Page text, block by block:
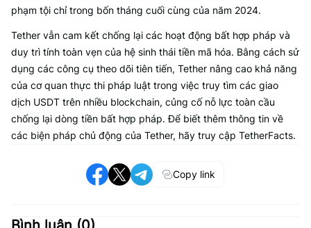
phạm tội chỉ trong bốn tháng cuối cùng của năm 2024.
Tether vẫn cam kết chống lại các hoạt động bất hợp pháp và
duy trì tính toàn vẹn của hệ sinh thái tiền mã hóa. Bằng cách sử
dụng các công cụ theo dõi tiên tiến, Tether nâng cao khả năng
của cơ quan thực thi pháp luật trong việc truy tìm các giao
dịch USDT trên nhiều blockchain, củng cố nỗ lực toàn cầu
chống lại dòng tiền bất hợp pháp. Để biết thêm thông tin về
các biện pháp chủ động của Tether, hãy truy cập TetherFacts.
Copy link